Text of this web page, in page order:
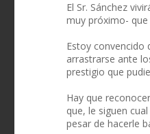
El Sr. Sánchez
muy próximo-
Estoy convencido
arrastrarse ante
prestigio que
Hay que
que, le siguen
pesar de hacerle